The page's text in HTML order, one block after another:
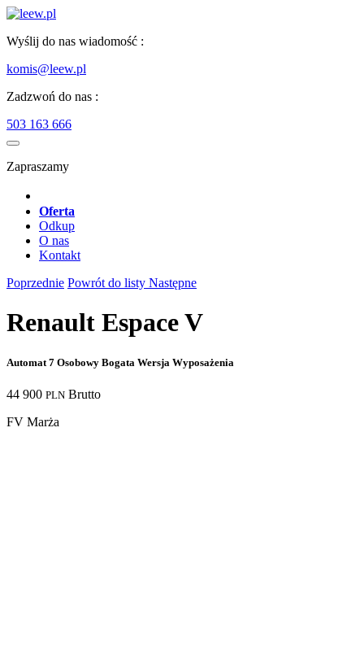
Wyślij do nas wiadomość :
komis@leew.pl
Zadzwoń do nas :
503 163 666
Zapraszamy
Oferta
Odkup
O nas
Kontakt
Poprzednie Powrót do listy Następne
Renault Espace V
Automat 7 Osobowy Bogata Wersja Wyposażenia
44 900 PLN Brutto
FV Marża